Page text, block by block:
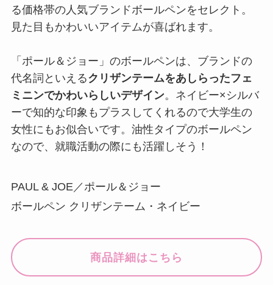
る価格帯の人気ブランドボールペンをセレクト。
見た目もかわいいアイテムが喜ばれます。
「ポール＆ジョー」のボールペンは、ブランドの
代名詞といえるクリザンテームをあしらったフェ
ミニンでかわいらしいデザイン。ネイビー×シルバ
ーで知的な印象もプラスしてくれるので大学生の
女性にもお似合いです。油性タイプのボールペン
なので、就職活動の際にも活躍しそう！
PAUL & JOE／ポール＆ジョー
ボールペン クリザンテーム・ネイビー
商品詳細はこちら